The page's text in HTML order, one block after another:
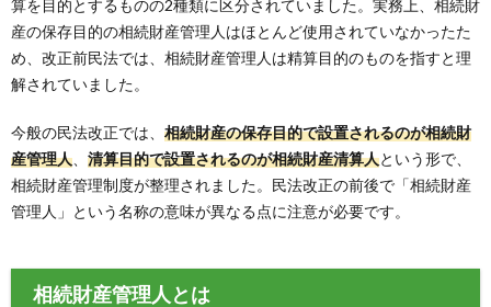
算を目的とするものの2種類に区分されていました。実務上、相続財
産の保存目的の相続財産管理人はほとんど使用されていなかったた
め、改正前民法では、相続財産管理人は精算目的のものを指すと理
解されていました。
今般の民法改正では、 相続財産の保存目的で設置されるのが相続財
産管理人
清算目的で設置されるのが相続財産清算人という形で、
相続財産管理制度が整理されました。民法改正の前後で「相続財産
管理人」という名称の意味が異なる点に注意が必要です。
相続財産管理人とは